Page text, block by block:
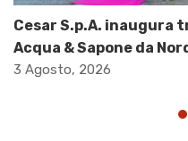
Cesar S.p.A. inaugura
Acqua & Sapone da
3 Agosto, 2026